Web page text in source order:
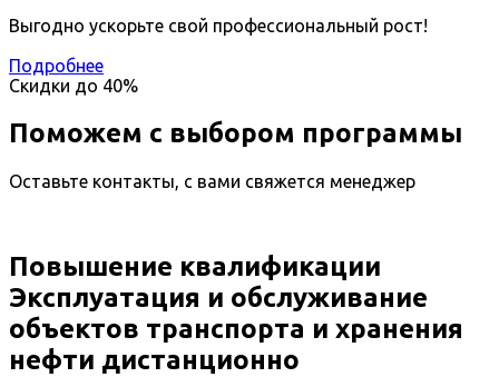
Выгодно ускорьте свой профессиональный рост!
Подробнее
Скидки до 40%
Поможем с выбором программы
Оставьте контакты, с вами свяжется менеджер
Повышение квалификации
Эксплуатация и обслуживание
объектов транспорта и хранения
нефти дистанционно